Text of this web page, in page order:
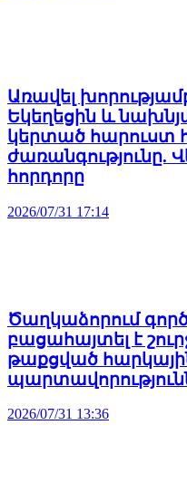
Առավել
Եկեղեցին և
կերտած հարուստ
հորդորը
2026/07/31 17:14
Ծաղկաձորում
բացահայտել է
թաքցված
2026/07/31 13:36